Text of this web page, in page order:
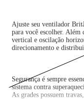
Ajuste seu ventilador
para você escolher. Além
vertical e oscilação
direcionamento e
Segurança é sempre
sistema contra
As grades possuem